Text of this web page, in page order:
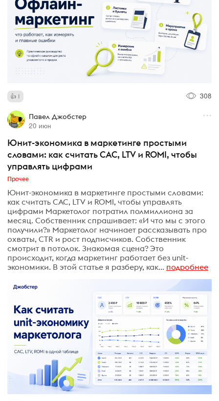
1 308
Павел Джобстер
20 июн
Юнит-экономика в маркетинге простыми
словами: как считать CAC, LTV и ROMI, чтобы
управлять цифрами
Прочее
Юнит-экономика в маркетинге простыми словами:
как считать CAC, LTV и ROMI, чтобы управлять
цифрами Маркетолог потратил полмиллиона за
месяц. Собственник спрашивает: «И что мы с этого
получили?» Маркетолог начинает рассказывать про
охваты, CTR и рост подписчиков. Собственник
смотрит в потолок. Знакомая сцена? Это
происходит, когда маркетинг работает без unit-
экономики. В этой статье я разберу, как... подробнее